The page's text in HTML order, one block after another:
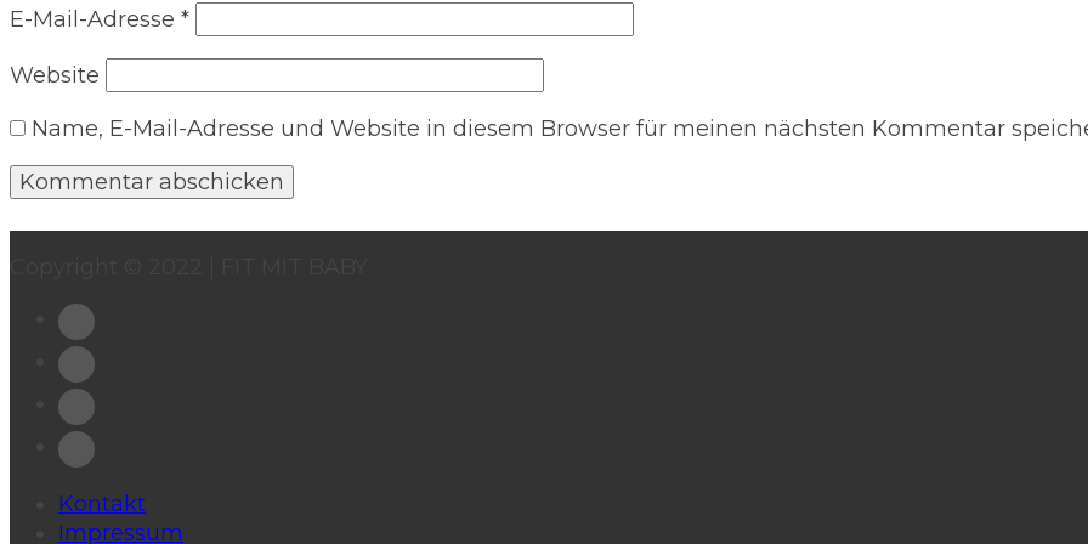
E-Mail-Adresse *
Website
Name, E-Mail-Adresse und Website in diesem Browser für meinen nächsten Kommentar
Kontakt
Impressum